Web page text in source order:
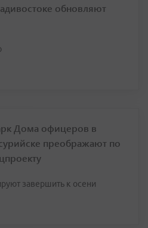
обновляют
Дома офицеров в
преображают по
завершить к осени